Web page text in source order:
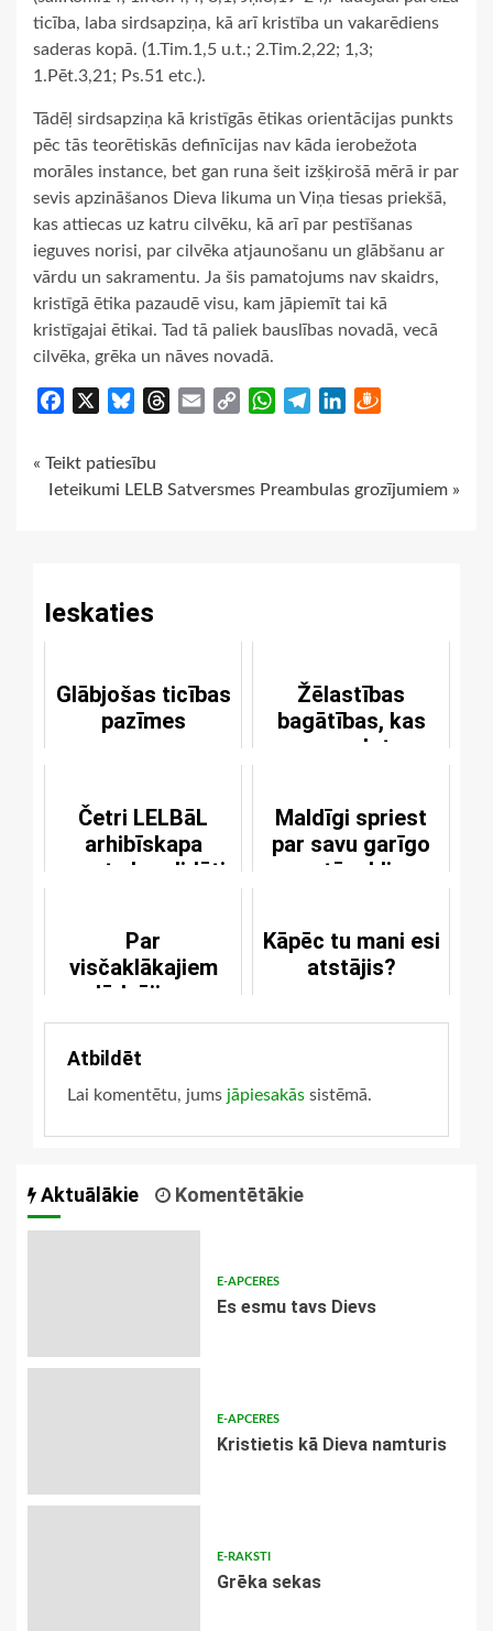
ticība, laba sirdsapziņa, kā arī kristība un vakarēdiens
saderas kopā. (1.Tim.1,5 u.t.; 2.Tim.2,22; 1,3;
1.Pēt.3,21; Ps.51 etc.).
Tādēļ sirdsapziņa kā kristīgās ētikas orientācijas punkts
pēc tās teorētiskās definīcijas nav kāda ierobežota
morāles instance, bet gan runa šeit izšķirošā mērā ir par
sevis apzināšanos Dieva likuma un Viņa tiesas priekšā,
kas attiecas uz katru cilvēku, kā arī par pestīšanas
ieguves norisi, par cilvēka atjaunošanu un glābšanu ar
vārdu un sakramentu. Ja šis pamatojums nav skaidrs,
kristīgā ētika pazaudē visu, kam jāpiemīt tai kā
kristīgajai ētikai. Tad tā paliek bauslības novadā, vecā
cilvēka, grēka un nāves novadā.
Facebook BlueskyThreads
Email
Copy
WhatsApp
TelegramLinkedIn
Continue
« Teikt patiesību
Ieteikumi LELB Satversmes Preambulas grozījumiem »
Ieskaties
Glābjošas ticības
pazīmes
Žēlastības
bagātības, kas
mums dotas
Četri LELBāL
arhibīskapa
amata kandidāti
Maldīgi spriest
par savu garīgo
stāvokli
Par
visčaklākajiem
lūdzējiem
Kāpēc tu mani esi
atstājis?
Atbildēt
Lai komentētu, jums jāpiesakās sistēmā.
Aktuālākie Komentētākie
E-APCERES
Es esmu tavs Dievs
E-APCERES
Kristietis kā Dieva namturis
E-RAKSTI
Grēka sekas